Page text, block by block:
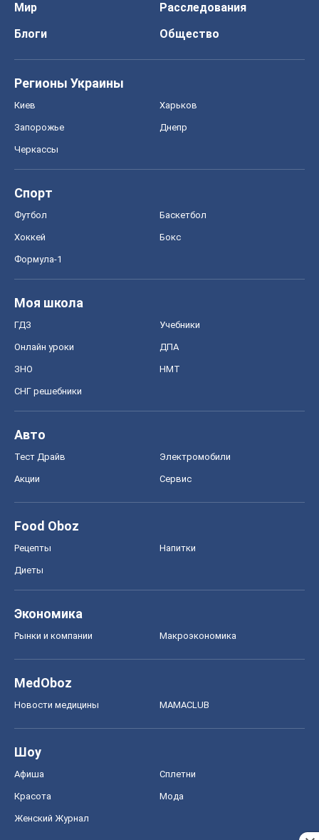
Мир
Расследования
Блоги
Общество
Регионы Украины
Киев Харьков
Запорожье Днепр
Черкассы
Спорт
Футбол Баскетбол
Хоккей Бокс
Формула-1
Моя школа
ГДЗ Учебники
Онлайн уроки ДПА
ЗНО НМТ
СНГ решебники
Авто
Тест Драйв Электромобили
Акции Сервис
Food Oboz
Рецепты Напитки
Диеты
Экономика
Рынки и компании Mакроэкономика
MedOboz
Новости медицины MAMACLUB
Шоу
Афиша Сплетни
Красота Мода
Женский Журнал